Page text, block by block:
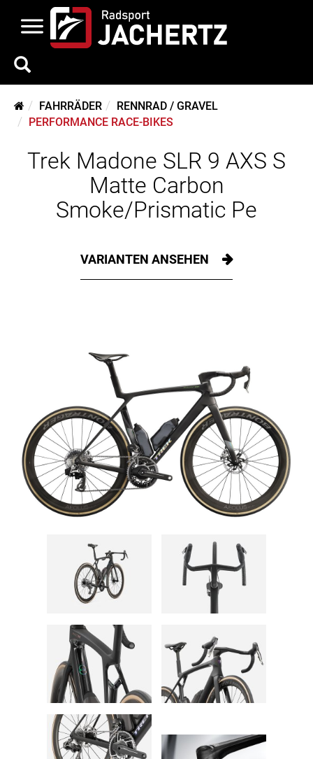
FAHRRÄDER
RENNRAD / GRAVEL
PERFORMANCE RACE-BIKES
Trek Madone SLR 9 AXS S
Matte Carbon
Smoke/Prismatic Pe
VARIANTEN ANSEHEN